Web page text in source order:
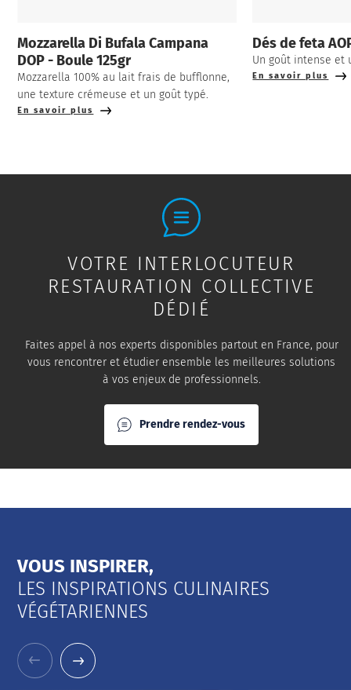
Mozzarella Di Bufala Campana
DOP - Boule 125gr
Mozzarella 100% au lait frais de bufflonne,
une texture crémeuse et un goût typé.
En savoir plus
Dés de feta
Un goût intense et
En savoir plus
VOTRE INTERLOCUTEUR
RESTAURATION COLLECTIVE
DÉDIÉ
Faites appel à nos experts disponibles partout en France, pour
vous rencontrer et étudier ensemble les meilleures solutions
à vos enjeux de professionnels.
Prendre rendez-vous
VOUS INSPIRER,
LES INSPIRATIONS CULINAIRES
VÉGÉTARIENNES